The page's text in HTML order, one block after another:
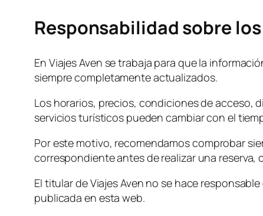
Responsabilidad sobre
En Viajes Aven se trabaja para que la
siempre completamente actualizados.
Los horarios, precios, condiciones de acceso,
servicios turísticos pueden cambiar con el
Por este motivo, recomendamos comprobar
correspondiente antes de realizar una
El titular de Viajes Aven no se hace
publicada en esta web.